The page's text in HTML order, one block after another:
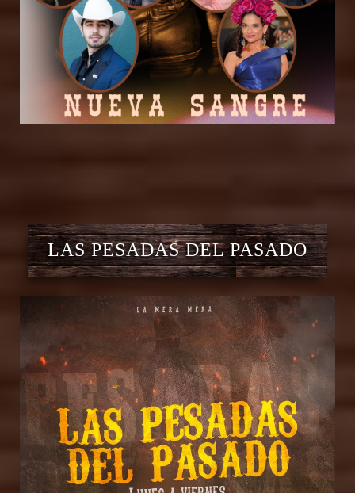
LAS PESADAS DEL PASADO